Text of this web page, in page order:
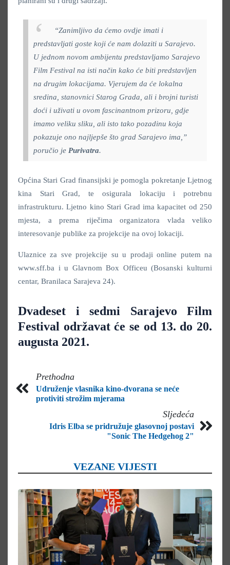
“Zanimljivo da ćemo ovdje imati i
predstavljati goste koji će nam dolaziti u Sarajevo.
U jednom novom ambijentu predstavljamo Sarajevo
Film Festival na isti način kako će biti predstavljen
na drugim lokacijama. Vjerujem da će lokalna
sredina, stanovnici Starog Grada, ali i brojni turisti
doći i uživati u ovom fascinantnom prizoru, gdje
imamo veliku sliku, ali isto tako pozadinu koja
pokazuje ono najljepše što grad Sarajevo ima,”
poručio je Purivatra.
Općina Stari Grad finansijski je pomogla pokretanje Ljetnog
kina Stari Grad, te osigurala lokaciju i potrebnu
infrastrukturu. Ljetno kino Stari Grad ima kapacitet od 250
mjesta, a prema riječima organizatora vlada veliko
interesovanje publike za projekcije na ovoj lokaciji.
Ulaznice za sve projekcije su u prodaji online putem na
www.sff.ba i u Glavnom Box Officeu (Bosanski kulturni
centar, Branilaca Sarajeva 24).
Dvadeset i sedmi Sarajevo Film
Festival održavat će se od 13. do 20.
augusta 2021.
Prethodna
Udruženje vlasnika kino-dvorana se neće
protiviti strožim mjerama
Sljedeća
Idris Elba se pridružuje glasovnoj postavi
"Sonic The Hedgehog 2"
VEZANE VIJESTI